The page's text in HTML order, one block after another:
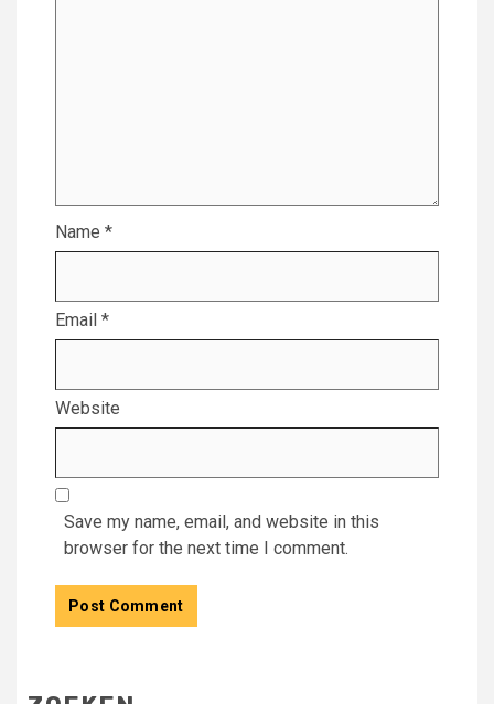
Name *
Email *
Website
Save my name, email, and website in this
browser for the next time I comment.